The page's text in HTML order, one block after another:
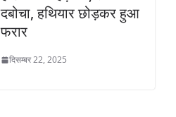
दबोचा, हथियार छोड़कर हुआ
फरार
दिसम्बर 22, 2025